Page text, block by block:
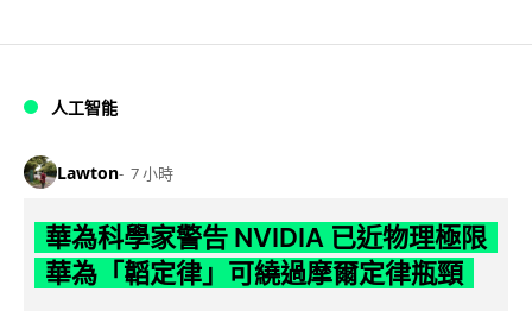
人工智能
Lawton 7 小時
華為科學家警告 NVIDIA 已近物理極限
華為「韜定律」可繞過摩爾定律瓶頸